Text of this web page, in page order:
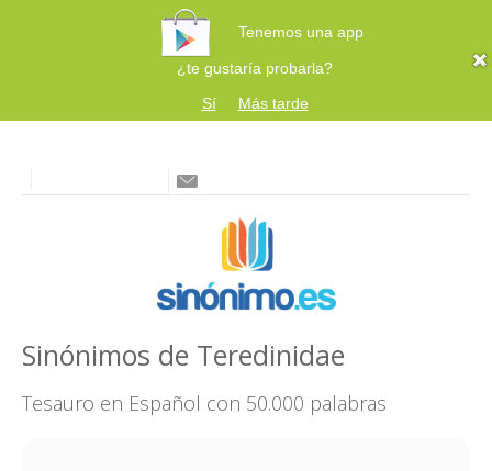
Tenemos una app
¿te gustaría probarla?
Sí
Más tarde
Sinónimos de Teredinidae
Tesauro en Español con 50.000 palabras